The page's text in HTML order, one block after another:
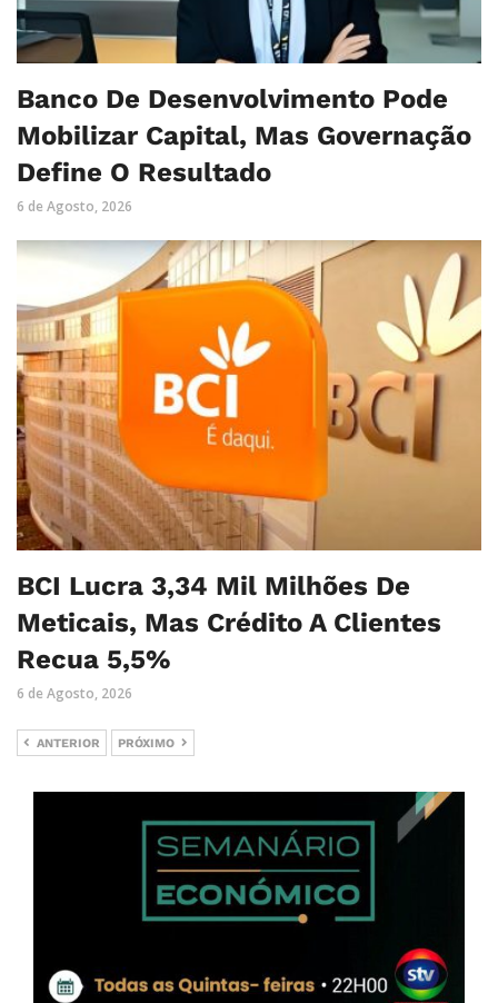
Banco De Desenvolvimento Pode
Mobilizar Capital, Mas Governação
Define O Resultado
6 de Agosto, 2026
BCI Lucra 3,34 Mil Milhões De
Meticais, Mas Crédito A Clientes
Recua 5,5%
6 de Agosto, 2026
ANTERIOR PRÓXIMO